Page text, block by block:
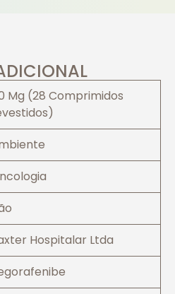
Mg (28 Comprimidos
Hospitalar Ltda